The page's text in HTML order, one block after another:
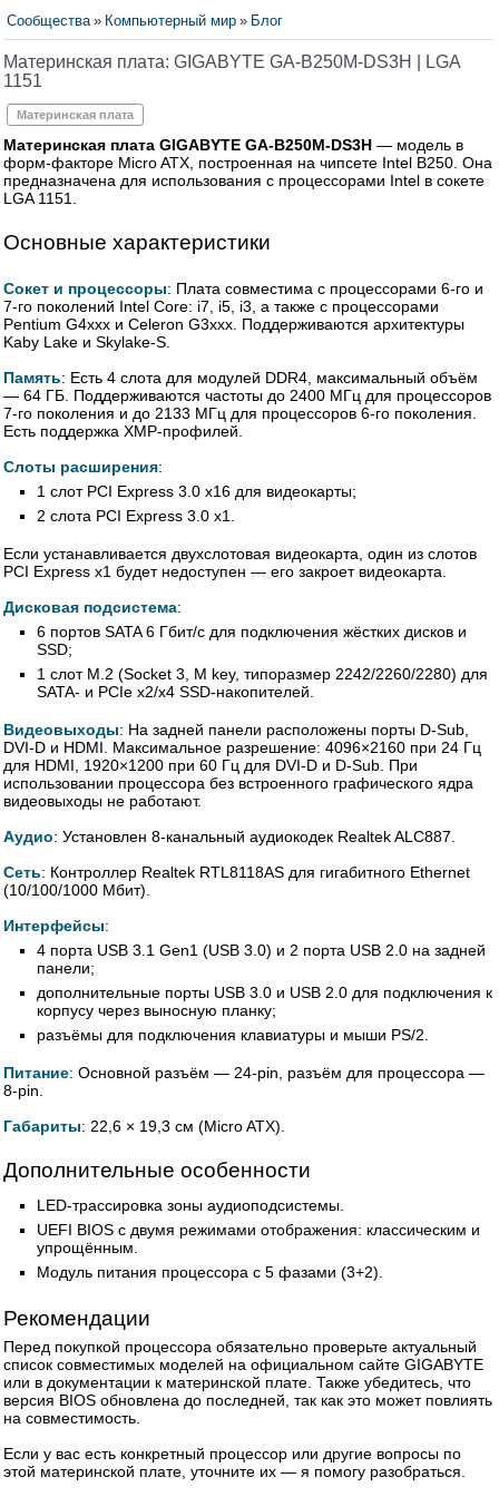
Сообщества » Компьютерный мир » Блог
Материнская плата: GIGABYTE GA-B250M-DS3H | LGA
1151
Материнская плата
Материнская плата GIGABYTE GA-B250M-DS3H — модель в
форм-факторе Micro ATX, построенная на чипсете Intel B250. Она
предназначена для использования с процессорами Intel в сокете
LGA 1151.
Основные характеристики
Сокет и процессоры: Плата совместима с процессорами 6-го и
7-го поколений Intel Core: i7, i5, i3, а также с процессорами
Pentium G4xxx и Celeron G3xxx. Поддерживаются архитектуры
Kaby Lake и Skylake-S.
Память: Есть 4 слота для модулей DDR4, максимальный объём
— 64 ГБ. Поддерживаются частоты до 2400 МГц для процессоров
7-го поколения и до 2133 МГц для процессоров 6-го поколения.
Есть поддержка XMP-профилей.
Слоты расширения:
1 слот PCI Express 3.0 x16 для видеокарты;
2 слота PCI Express 3.0 x1.
Если устанавливается двухслотовая видеокарта, один из слотов
PCI Express x1 будет недоступен — его закроет видеокарта.
Дисковая подсистема:
6 портов SATA 6 Гбит/с для подключения жёстких дисков и
SSD;
1 слот M.2 (Socket 3, M key, типоразмер 2242/2260/2280) для
SATA- и PCIe x2/x4 SSD-накопителей.
Видеовыходы: На задней панели расположены порты D-Sub,
DVI-D и HDMI. Максимальное разрешение: 4096×2160 при 24 Гц
для HDMI, 1920×1200 при 60 Гц для DVI-D и D-Sub. При
использовании процессора без встроенного графического ядра
видеовыходы не работают.
Аудио: Установлен 8-канальный аудиокодек Realtek ALC887.
Сеть: Контроллер Realtek RTL8118AS для гигабитного Ethernet
(10/100/1000 Мбит).
Интерфейсы:
4 порта USB 3.1 Gen1 (USB 3.0) и 2 порта USB 2.0 на задней
панели;
дополнительные порты USB 3.0 и USB 2.0 для подключения к
корпусу через выносную планку;
разъёмы для подключения клавиатуры и мыши PS/2.
Питание: Основной разъём — 24-pin, разъём для процессора —
8-pin.
Габариты: 22,6 × 19,3 см (Micro ATX).
Дополнительные особенности
LED-трассировка зоны аудиоподсистемы.
UEFI BIOS с двумя режимами отображения: классическим и
упрощённым.
Модуль питания процессора с 5 фазами (3+2).
Рекомендации
Перед покупкой процессора обязательно проверьте актуальный
список совместимых моделей на официальном сайте GIGABYTE
или в документации к материнской плате. Также убедитесь, что
версия BIOS обновлена до последней, так как это может повлиять
на совместимость.
Если у вас есть конкретный процессор или другие вопросы по
этой материнской плате, уточните их — я помогу разобраться.